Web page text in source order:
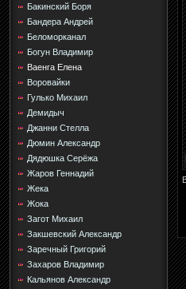
Бакинский Боря
Бандера Андрей
Беломорканал
Богун Владимир
Ваенга Елена
Воровайки
Гулько Михаил
Демидыч
Джанни Стелла
Дюмин Александр
Дядюшка Серёжа
Жаров Геннадий
Жека
Жока
Загот Михаил
Закшевский Александр
Заречный Григорий
Захаров Владимир
Кальянов Александр